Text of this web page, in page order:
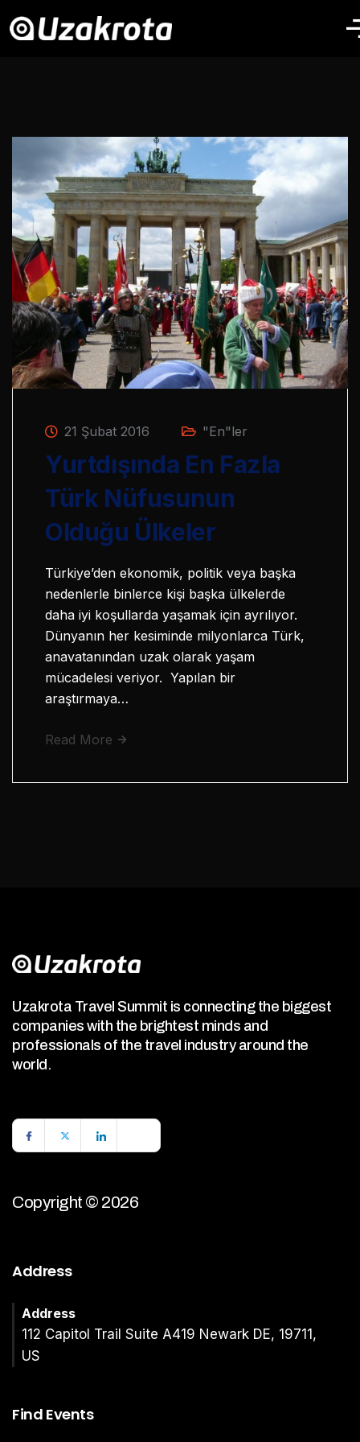
21 Şubat 2016 "En"ler
Yurtdışında En Fazla
Türk Nüfusunun
Olduğu Ülkeler
Türkiye’den ekonomik, politik veya başka
nedenlerle binlerce kişi başka ülkelerde
daha iyi koşullarda yaşamak için ayrılıyor.
Dünyanın her kesiminde milyonlarca Türk,
anavatanından uzak olarak yaşam
mücadelesi veriyor. Yapılan bir
araştırmaya…
Read More
Uzakrota Travel Summit is connecting the biggest
companies with the brightest minds and
professionals of the travel industry around the
world.
Copyright © 2026
Address
Address
112 Capitol Trail Suite A419 Newark DE, 19711,
US
Find Events